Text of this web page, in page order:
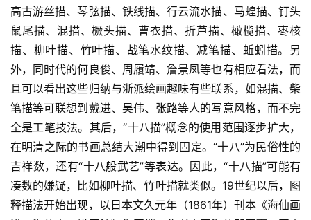
首
页
艺
坛
快
高古游丝描、琴弦描、铁线描、行云流水描、马蝗描、钉头
鼠尾描、混描、橛头描、曹衣描、折芦描、橄榄描、枣核
描、柳叶描、竹叶描、战笔水纹描、减笔描、蚯蚓描。另
外，同时代的何良俊、周履靖、詹景凤等也有相应看法，而
且可以看出这些归纳与浙派绘画趣味有些联系，如混描、柴
笔描等可联想到戴进、吴伟、张路等人的写意风格，而不完
全是工笔技法。其后，“十八描”概念的使用范围逐步扩大，
在明清之际的书画总结大潮中得到固定。“十八”为民俗性的
吉祥数，还有“十八般武艺”等表达。因此，“十八描”可能有
凑数的嫌疑，比如柳叶描、竹叶描就类似。19世纪以后，图
释描法开始出现，以日本文久元年（1861年）刊本《海仙画